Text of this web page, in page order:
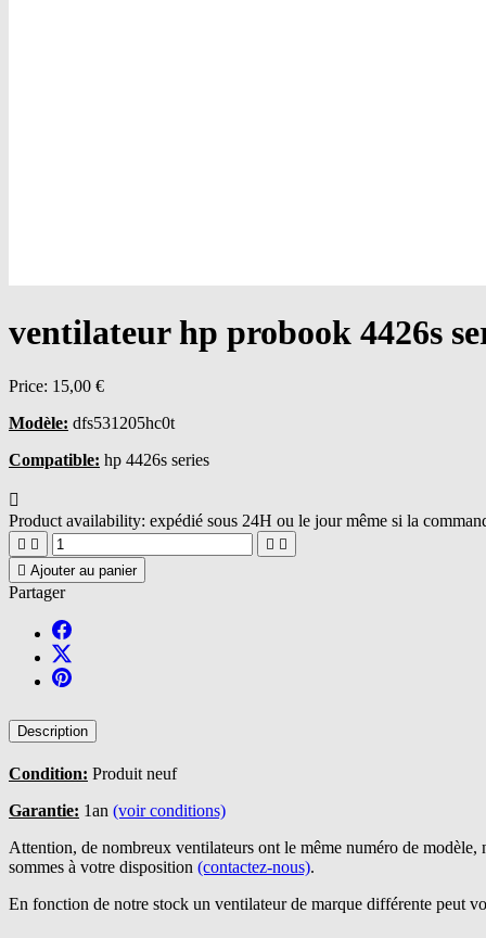
ventilateur hp probook 4426s
Price: 15,00 €
Modèle: dfs531205hc0t
Compatible: hp 4426s series

Product availability: expédié sous 24H ou le jour même si la
   
 Ajouter au panier
Partager
Description
Condition: Produit neuf
Garantie: 1an (voir conditions)
Attention, de nombreux ventilateurs ont le même numéro de
sommes à votre disposition (contactez-nous).
En fonction de notre stock un ventilateur de marque différente peut